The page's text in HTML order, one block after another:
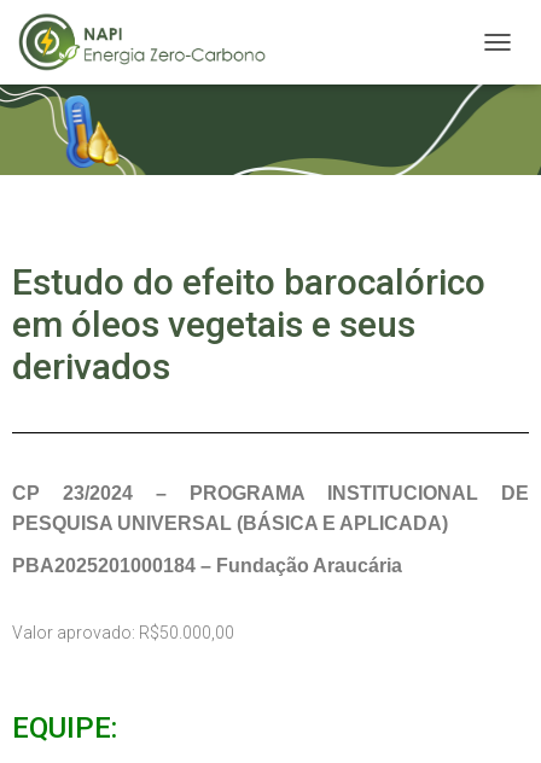
L
N
Estudo do efeito barocalórico
em óleos vegetais e seus
derivados
CP 23/2024 – PROGRAMA INSTITUCIONAL DE
PESQUISA UNIVERSAL (BÁSICA E APLICADA)
PBA2025201000184 – Fundação Araucária
Valor aprovado: R$50.000,00
EQUIPE: